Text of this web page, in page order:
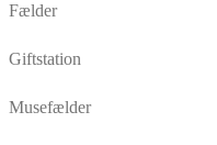
Fælder
Giftstation
Musefælder